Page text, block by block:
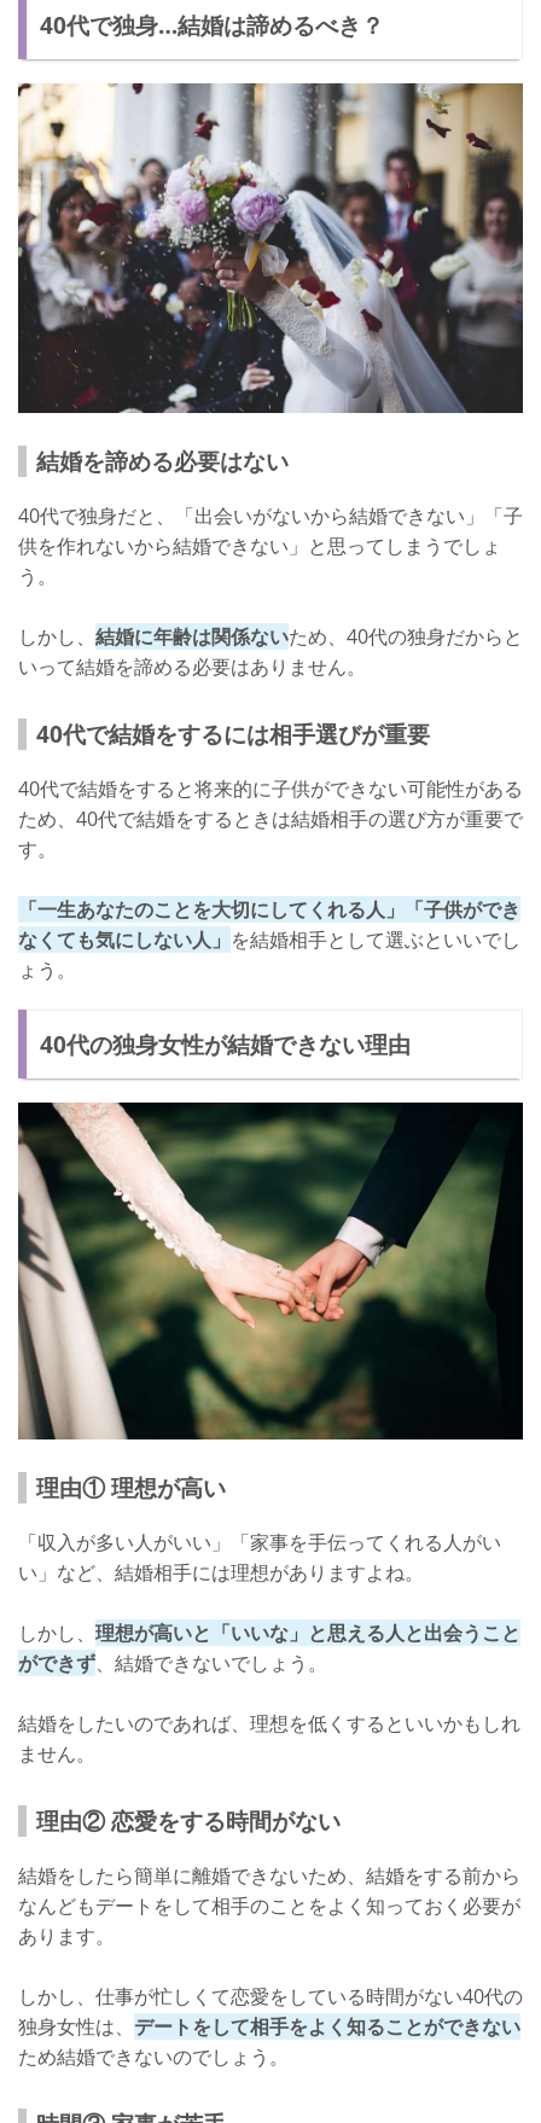
結婚をした友達の幸せそうな姿を見たとき
40代の独身女性が結婚をする方法
出会いの場へ足を運ぶ
妥協できるところは妥協する
家事を練習する
諦めないで頑張りましょう！
40代で独身…結婚は諦めるべき？
結婚を諦める必要はない
40代で独身だと、「出会いがないから結婚できない」「子
供を作れないから結婚できない」と思ってしまうでしょ
う。
しかし、 結婚に年齢は関係ないため、40代の独身だからと
いって結婚を諦める必要はありません。
40代で結婚をするには相手選びが重要
40代で結婚をすると将来的に子供ができない可能性がある
ため、40代で結婚をするときは結婚相手の選び方が重要で
す。
「一生あなたのことを大切にしてくれる人」「子供ができ
なくても気にしない人」 を結婚相手として選ぶといいでし
ょう。
40代の独身女性が結婚できない理由
理由① 理想が高い
「収入が多い人がいい」「家事を手伝ってくれる人がい
い」など、結婚相手には理想がありますよね。
しかし、 理想が高いと「いいな」と思える人と出会うこと
ができず、結婚できないでしょう。
結婚をしたいのであれば、理想を低くするといいかもしれ
ません。
理由② 恋愛をする時間がない
結婚をしたら簡単に離婚できないため、結婚をする前から
なんどもデートをして相手のことをよく知っておく必要が
あります。
しかし、仕事が忙しくて恋愛をしている時間がない40代の
独身女性は、 デートをして相手をよく知ることができない
ため結婚できないのでしょう。